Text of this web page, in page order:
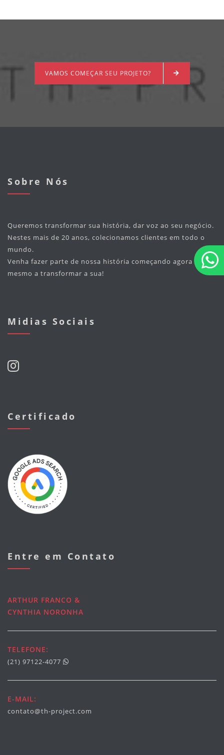
VAMOS COMEÇAR SEU PROJETO?
Sobre Nós
Queremos transformar sua história, dar voz ao seu negócio.
Nestes mais de 20 anos, colecionamos clientes em todo o
mundo.
Venha fazer parte de nossa história começando agora
mesmo a transformar a sua!
Midias Sociais
Certificado
Entre em Contato
ARTHUR FRANCO &
CYNTHIA NORONHA
TELEFONE:
(21) 97122-4077
E-MAIL:
contato@th-project.com